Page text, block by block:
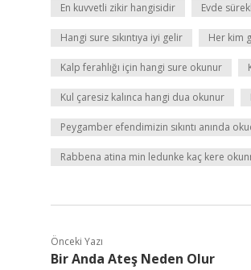
En kuvvetli zikir hangisidir Evde
Hangi sure sıkıntıya iyi gelir Her kim
Kalp ferahlığı için hangi sure okunur
Kul çaresiz kalınca hangi dua okunur
Peygamber efendimizin sıkıntı anında
Rabbena atina min ledunke kaç kere
Önceki Yazı
Bir Anda Ateş Neden Olur